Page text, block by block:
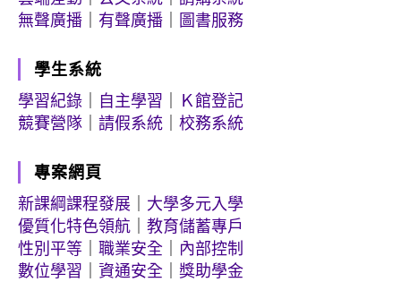
無聲廣播
有聲廣播 圖書服務
學生系統
學習紀錄
自主學習
Ｋ館登記
競賽營隊
請假系統 校務系統
專案網頁
新課綱課程發展
大學多元入學
優質化特色領航
教育儲蓄專戶
性別平等
職業安全
內部控制
數位學習
資通安全 獎助學金